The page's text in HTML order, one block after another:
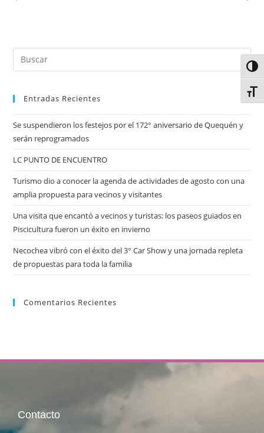
Entradas Recientes
Se suspendieron los festejos por el 172° aniversario de Quequén y
serán reprogramados
LC PUNTO DE ENCUENTRO
Turismo dio a conocer la agenda de actividades de agosto con una
amplia propuesta para vecinos y visitantes
Una visita que encantó a vecinos y turistas: los paseos guiados en
Piscicultura fueron un éxito en invierno
Necochea vibró con el éxito del 3° Car Show y una jornada repleta
de propuestas para toda la familia
Comentarios Recientes
Contacto